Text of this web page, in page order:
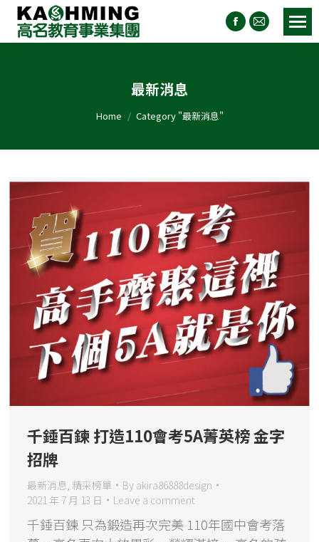
最新消息
You are here:
Home Category "最新消息"
千錘百鍊 打造110會考5A菁英榜 金字
招牌
最新消息 精采榜單 By akira86888design
2021 年 7 月 13 日
Leave a comment
千錘百鍊 只為鍛造再次完美 110年國中會考落